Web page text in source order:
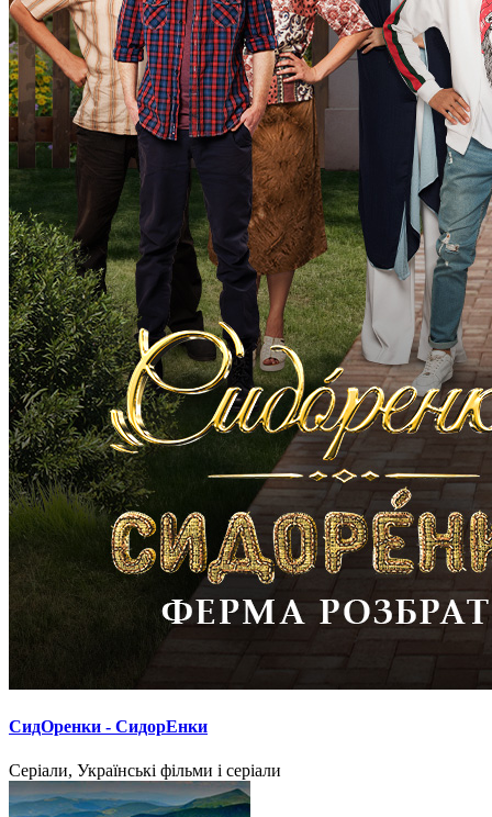
СидОренки - СидорЕнки
Серіали, Українські фільми і серіали